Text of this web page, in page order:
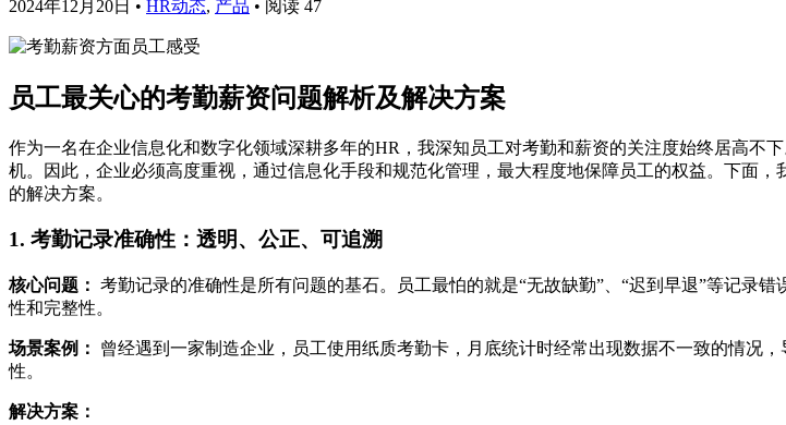
2024年12月20日 • HR动态, 产品 • 阅读 47
员工最关心的考勤薪资问题解析及解决方案
作为一名在企业信息化和数字化领域深耕多年的HR，我深知员工对考勤和薪资的关注度始终居高不
机。因此，企业必须高度重视，通过信息化手段和规范化管理，最大程度地保障员工的权益。下面
的解决方案。
1. 考勤记录准确性：透明、公正、可追溯
核心问题： 考勤记录的准确性是所有问题的基石。员工最怕的就是“无故缺勤”、“迟到早退”等记录
性和完整性。
场景案例：
曾经遇到一家制造企业，员工使用纸质考勤卡，月底统计时经常出现数据不一致的情况
性。
解决方案：